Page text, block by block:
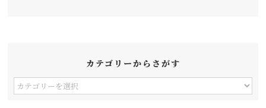
カテゴリーからさがす
カ